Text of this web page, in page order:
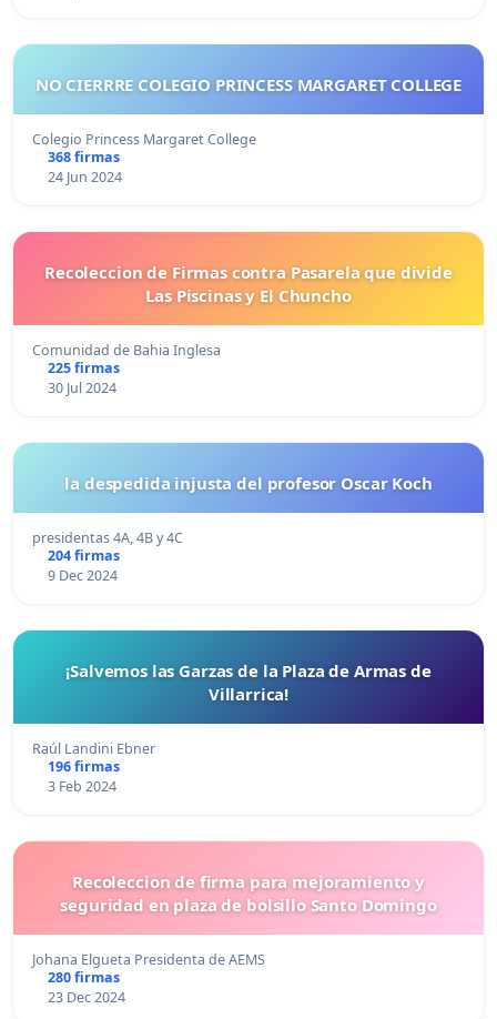
NO CIERRRE COLEGIO PRINCESS MARGARET COLLEGE
Colegio Princess Margaret College
368 firmas
24 Jun 2024
Recoleccion de Firmas contra Pasarela que divide
Las Piscinas y El Chuncho
Comunidad de Bahia Inglesa
225 firmas
30 Jul 2024
la despedida injusta del profesor Oscar Koch
presidentas 4A, 4B y 4C
204 firmas
9 Dec 2024
¡Salvemos las Garzas de la Plaza de Armas de
Villarrica!
Raúl Landini Ebner
196 firmas
3 Feb 2024
Recoleccion de firma para mejoramiento y
seguridad en plaza de bolsillo Santo Domingo
Johana Elgueta Presidenta de AEMS
280 firmas
23 Dec 2024